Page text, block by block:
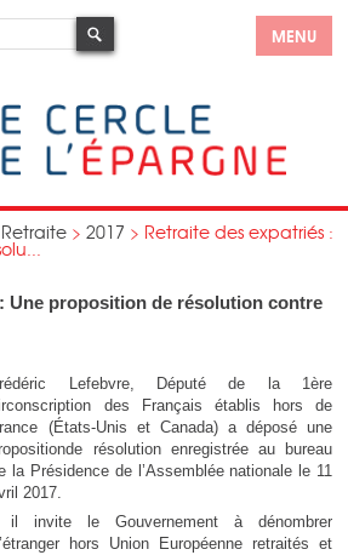
MENU
Retraite > 2017 > Retraite des expatriés :
Une proposition de résolution contre
Lefebvre, Député de la 1ère
des Français établis hors de
(États-Unis et Canada) a déposé une
résolution enregistrée au bureau
la Présidence de l’Assemblée nationale le 11
2017.
il invite le Gouvernement à dénombrer
hors Union Européenne retraités et